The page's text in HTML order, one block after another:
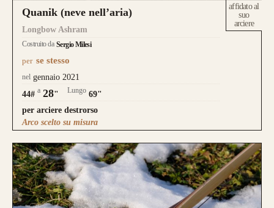
Quanik (neve nell’aria)
Longbow Ashram
Costruito da Sergio Milesi
per se stesso
nel gennaio 2021
44# a 28" Lungo 69"
per arciere destrorso
affidato al
suo
arciere
Arco scelto su misura